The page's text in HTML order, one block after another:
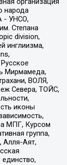
народа
- УНСО,
Степана
division,
инглиизма,
Мирмамеда,
ВОЛЯ,
Севера, ТОЙС,
иконы
МПГ, Курсом
группа,
Алля-Аят,
единство,